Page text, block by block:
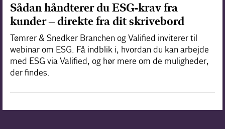
Sådan håndterer du ESG-krav fra
kunder – direkte fra dit skrivebord
Tømrer & Snedker Branchen og Valified inviterer til
webinar om ESG. Få indblik i, hvordan du kan arbejde
med ESG via Valified, og hør mere om de muligheder,
der findes.